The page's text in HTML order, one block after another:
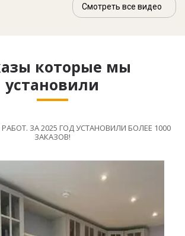
Смотреть все видео
которые мы
установили
ЗА 2025 ГОД УСТАНОВИЛИ БОЛЕЕ 1000
ЗАКАЗОВ!